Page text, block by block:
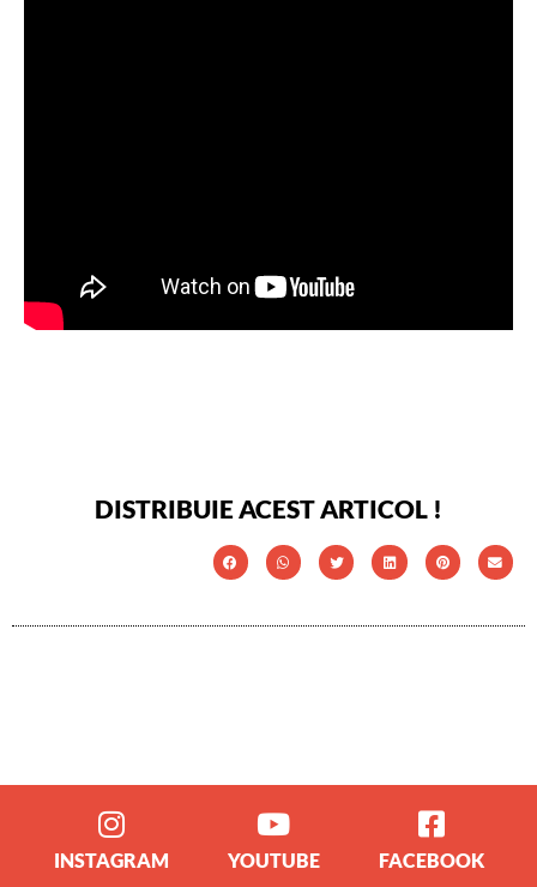
DISTRIBUIE ACEST ARTICOL !
INSTAGRAM YOUTUBE FACEBOOK